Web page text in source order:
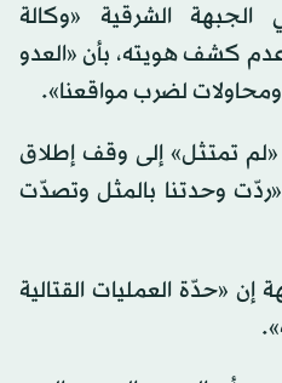
الجبهة الشرقية «وكالة
عدم كشف هويته، بأن «العدو
لضرب مواقعنا».
«لم تمتثل» إلى وقف إطلاق
«ردّت وحدتنا بالمثل وتصدّت
إن «حدّة العمليات القتالية